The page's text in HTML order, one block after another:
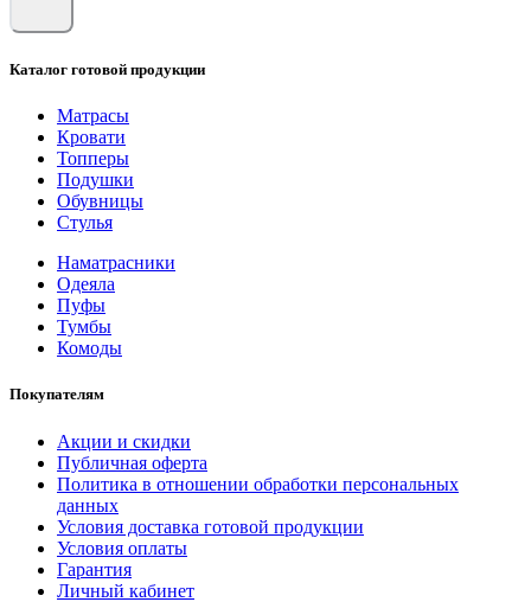
Каталог готовой продукции
Матрасы
Кровати
Топперы
Подушки
Обувницы
Стулья
Наматрасники
Одеяла
Пуфы
Тумбы
Комоды
Покупателям
Акции и скидки
Публичная оферта
Политика в отношении обработки персональных
данных
Условия доставка готовой продукции
Условия оплаты
Гарантия
Личный кабинет